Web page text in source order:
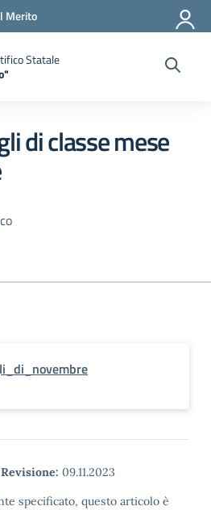
Merito
Statale
di classe mese
Revisione: 09.11.2023
specificato, questo articolo è